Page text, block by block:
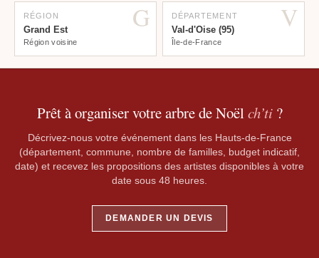
G
RÉGION
Grand Est
Région voisine
V
DÉPARTEMENT
Val-d'Oise (95)
Île-de-France
Prêt à organiser votre arbre de Noëlch’ti?
Décrivez-nous votre événement dans les Hauts-de-France
(département, commune, nombre de familles, budget indicatif,
date) et recevez les propositions des artistes disponibles à votre
date sous 48 heures.
DEMANDER UN DEVIS